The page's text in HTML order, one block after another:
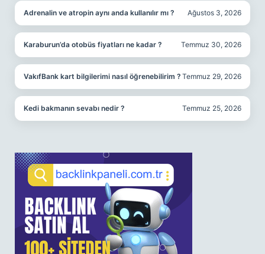
Adrenalin ve atropin aynı anda kullanılır mı ? Ağustos 3, 2026
Karaburun’da otobüs fiyatları ne kadar ? Temmuz 30, 2026
VakıfBank kart bilgilerimi nasıl öğrenebilirim ? Temmuz 29, 2026
Kedi bakmanın sevabı nedir ? Temmuz 25, 2026